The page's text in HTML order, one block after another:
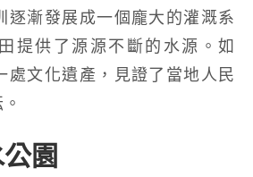
逐漸發展成一個龐大的灌溉系
提供了源源不斷的水源。如
處文化遺產，見證了當地人民
園